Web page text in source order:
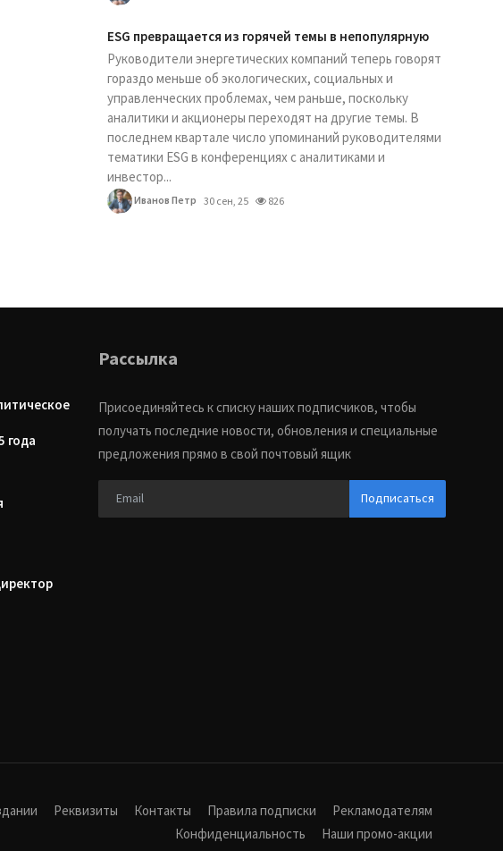
ESG превращается из горячей темы в непопулярную
Руководители энергетических компаний теперь говорят
гораздо меньше об экологических, социальных и
управленческих проблемах, чем раньше, поскольку
аналитики и акционеры переходят на другие темы. В
последнем квартале число упоминаний руководителями
тематики ESG в конференциях с аналитиками и
инвестор...
Иванов Петр 30 сен, 25 826
года
Рассылка
Присоединяйтесь к списку наших подписчиков, чтобы
получать последние новости, обновления и специальные
предложения прямо в свой почтовый ящик
Подписаться
Реквизиты Контакты Правила подписки
Рекламодателям
Конфиденциальность
Наши промо-акции